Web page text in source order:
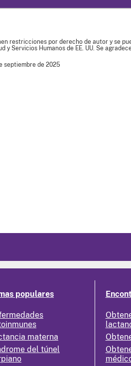
restricciones por derecho de autor y se
y Servicios Humanos de EE. UU. Se
septiembre de 2025
populares
materna
del túnel